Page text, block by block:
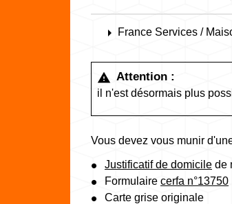
arrow_right France Services /
warning Attention :
il n'est désormais plus
Vous devez vous munir
Justificatif de domicile de
Formulaire cerfa n°13750
Carte grise originale